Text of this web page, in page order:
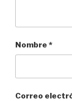
Nombre *
Correo